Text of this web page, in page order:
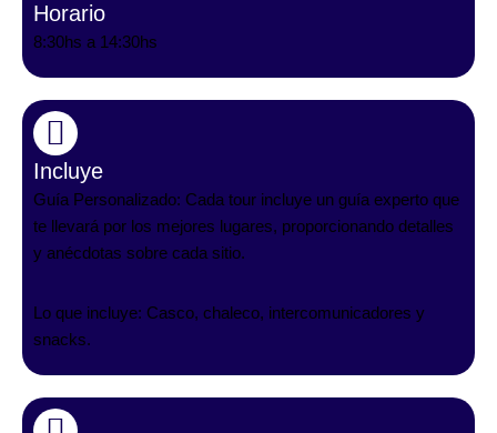
Horario
8:30hs a 14:30hs
Incluye
Guía Personalizado: Cada tour incluye un guía experto que
te llevará por los mejores lugares, proporcionando detalles
y anécdotas sobre cada sitio.
Lo que incluye: Casco, chaleco, intercomunicadores y
snacks.